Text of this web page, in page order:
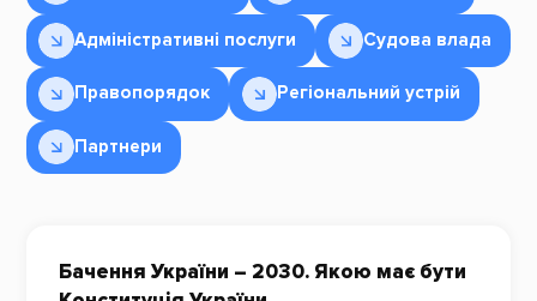
Адміністративні послуги Судова влада
Правопорядок Регіональний устрій
Партнери
Бачення України – 2030. Якою має бути